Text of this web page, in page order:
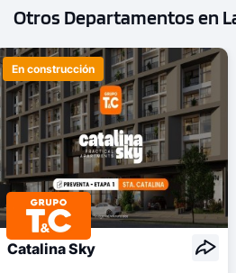
Otros Departamentos en
En construcción
Catalina Sky